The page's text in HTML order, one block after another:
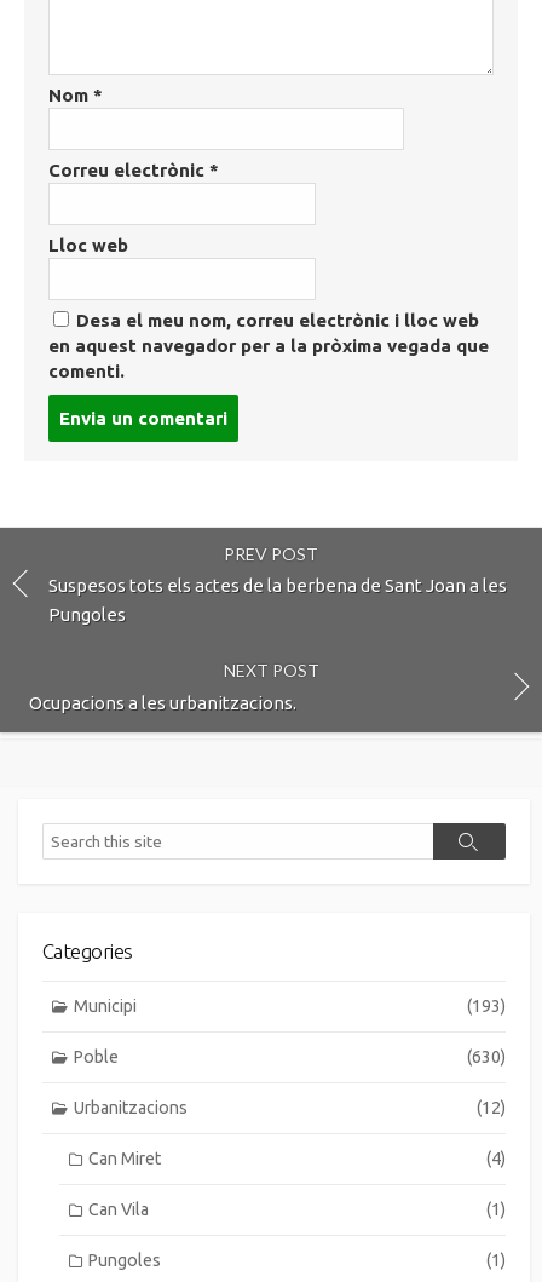
Nom *
Correu electrònic *
Lloc web
Desa el meu nom, correu electrònic i lloc web
en aquest navegador per a la pròxima vegada que
comenti.
PREV POST
Suspesos tots els actes de la berbena de Sant Joan a les
Pungoles
NEXT POST
Ocupacions a les urbanitzacions.
Search
Search
Categories
Municipi (193)
Poble (630)
Urbanitzacions (12)
Can Miret (4)
Can Vila (1)
Pungoles (1)